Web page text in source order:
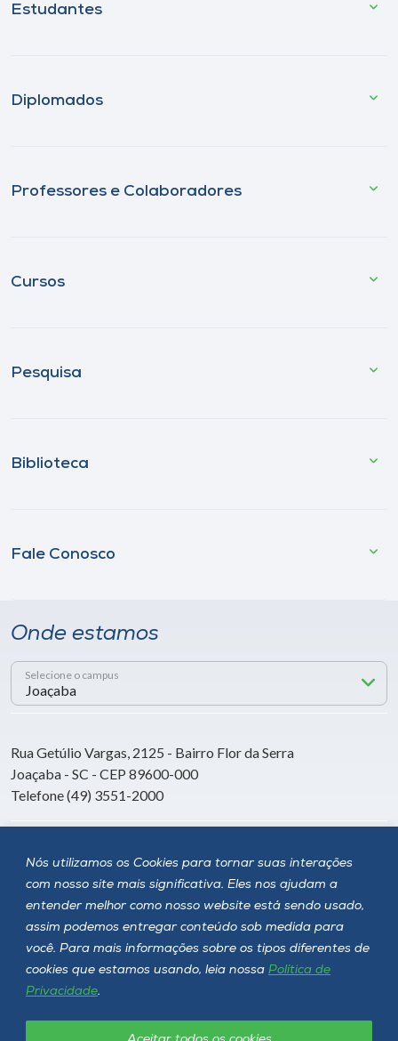
Nós utilizamos os Cookies para tornar suas interações
com nosso site mais significativa. Eles nos ajudam a
entender melhor como nosso website está sendo usado,
assim podemos entregar conteúdo sob medida para
você. Para mais informações sobre os tipos diferentes de
cookies que estamos usando, leia nossa Política de
Privacidade.
Estudantes
Diplomados
Professores e Colaboradores
Cursos
Pesquisa
Biblioteca
Fale Conosco
Onde estamos
Selecione o campus
Rua Getúlio Vargas, 2125 - Bairro Flor da Serra
Joaçaba - SC - CEP 89600-000
Telefone (49) 3551-2000
Siga a Unoesc